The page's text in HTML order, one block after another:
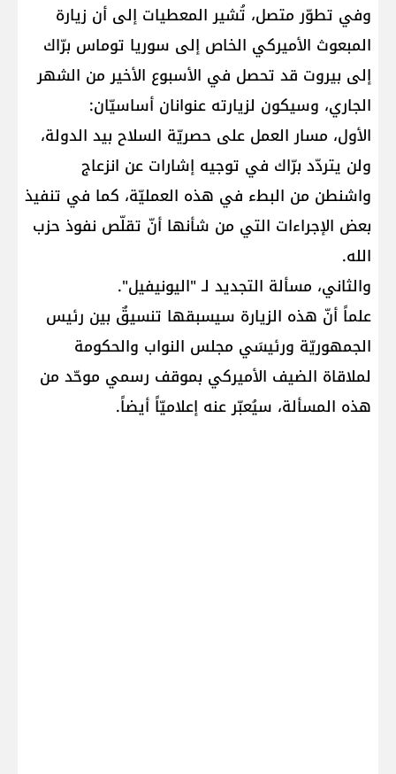
وفي تطوّر متصل، تُشير المعطيات إلى أن زيارة
المبعوث الأميركي الخاص إلى سوريا توماس برّاك
إلى بيروت قد تحصل في الأسبوع الأخير من الشهر
الجاري، وسيكون لزيارته عنوانان أساسيّان:
الأول، مسار العمل على حصريّة السلاح بيد الدولة،
ولن يتردّد برّاك في توجيه إشارات عن انزعاج
واشنطن من البطء في هذه العمليّة، كما في تنفيذ
بعض الإجراءات التي من شأنها أنّ تقلّص نفوذ حزب
الله.
والثاني، مسألة التجديد لـ "اليونيفيل".
علماً أنّ هذه الزيارة سيسبقها تنسيقٌ بين رئيس
الجمهوريّة ورئيسَي مجلس النواب والحكومة
لملاقاة الضيف الأميركي بموقف رسمي موحّد من
هذه المسألة، سيُعبّر عنه إعلاميّاً أيضاً.